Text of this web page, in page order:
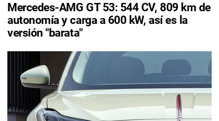
Mercedes-AMG GT 53: 544 CV, 809 km de
autonomía y carga a 600 kW, así es la
versión "barata"